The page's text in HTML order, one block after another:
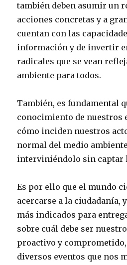
también deben asumir un
acciones concretas y a
cuentan con las
información y de invertir
radicales que se vean
ambiente para todos.
También, es fundamental
conocimiento de nuestros
cómo inciden nuestros
normal del medio
interviniéndolo sin captar
Es por ello que el mundo
acercarse a la ciudadanía,
más indicados para
sobre cuál debe ser
proactivo y
diversos eventos que nos